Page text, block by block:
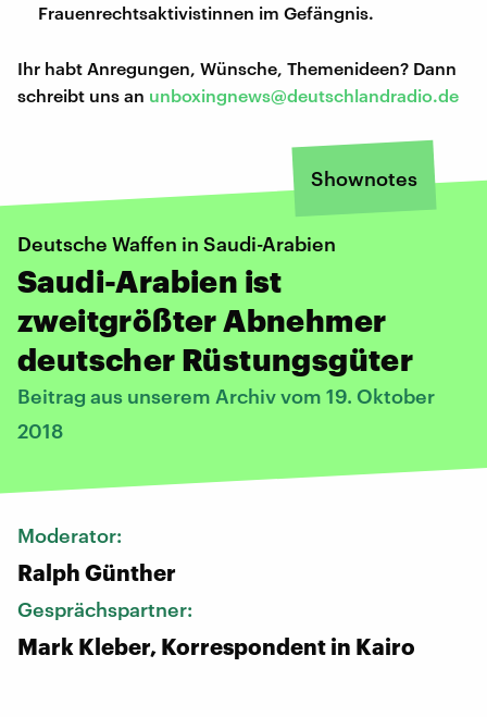
Frauenrechtsaktivistinnen im Gefängnis.
Ihr habt Anregungen, Wünsche, Themenideen? Dann
schreibt uns an unboxingnews@deutschlandradio.de
Shownotes
Deutsche Waffen in Saudi-Arabien
Saudi-Arabien ist
zweitgrößter Abnehmer
deutscher Rüstungsgüter
Beitrag aus unserem Archiv vom 19. Oktober
2018
Moderator:
Ralph Günther
Gesprächspartner:
Mark Kleber, Korrespondent in Kairo